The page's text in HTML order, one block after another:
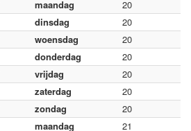
maandag
20
dinsdag
20
woensdag
20
donderdag
20
vrijdag
20
zaterdag
20
zondag
20
maandag
21